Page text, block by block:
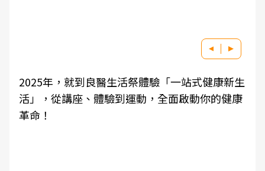
良醫健康網從「換季的身體變化」出發，透過醫
學觀點與日常感受的對話，建立對亞健康的認
知，進而引導實際的改善行動。